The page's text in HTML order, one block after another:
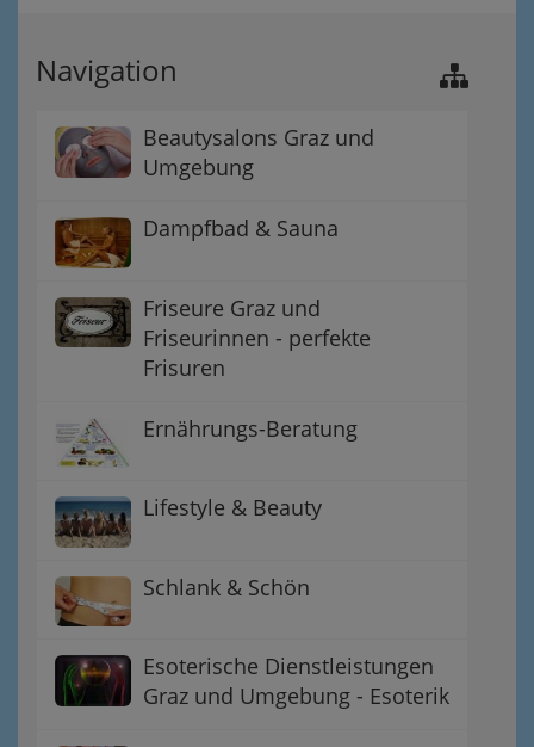
Navigation
Beautysalons Graz und
Umgebung
Dampfbad & Sauna
Friseure Graz und
Friseurinnen - perfekte
Frisuren
Ernährungs-Beratung
Lifestyle & Beauty
Schlank & Schön
Esoterische Dienstleistungen
Graz und Umgebung - Esoterik